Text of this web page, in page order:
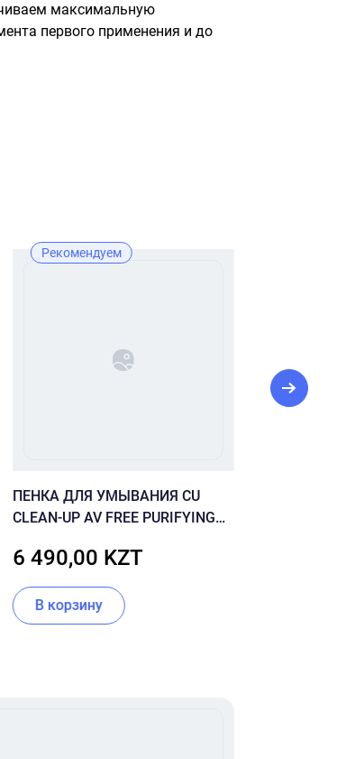
максимальную
первого применения и до
Рекомендуем
ПЕНКА ДЛЯ УМЫВАНИЯ CU
CLEAN-UP AV FREE PURIFYING
6 490,00 KZT
В корзину